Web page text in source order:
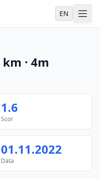
EN
km · 4m
1.6
Scor
01.11.2022
Data